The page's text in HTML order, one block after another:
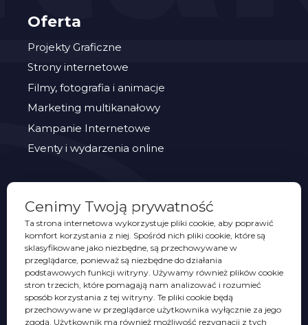
Oferta
Projekty Graficzne
Strony internetowe
Filmy, fotografia i animacje
Marketing multikanałowy
Kampanie Internetowe
Eventy i wydarzenia online
Eventy
Identyfikacje wizualne
Opakowania
Projekty graficzne
Promocja sprzedaży
Strony WWW
Cenimy Twoją prywatność
Ta strona internetowa wykorzystuje pliki cookie, aby poprawić
komfort korzystania z niej. Spośród nich pliki cookie, które są
sklasyfikowane jako niezbędne, są przechowywane w
przeglądarce, ponieważ są niezbędne do działania
podstawowych funkcji witryny. Używamy również plików cookie
stron trzecich, które pomagają nam analizować i rozumieć
sposób korzystania z tej witryny. Te pliki cookie będą
przechowywane w przeglądarce użytkownika wyłącznie za jego
zgodą. Użytkownik ma również możliwość rezygnacji z tych